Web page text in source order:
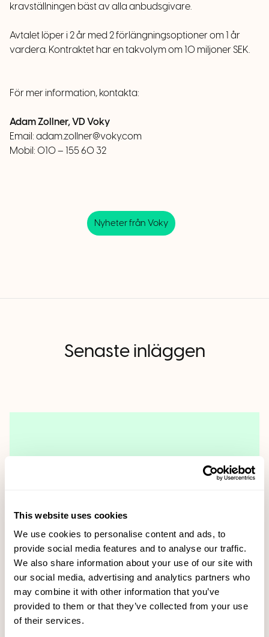
This website uses cookies
We use cookies to personalise content and ads, to
provide social media features and to analyse our traffic.
We also share information about your use of our site with
our social media, advertising and analytics partners who
may combine it with other information that you’ve
provided to them or that they’ve collected from your use
of their services.
kravställningen bäst av alla anbudsgivare.
Avtalet löper i 2 år med 2 förlängningsoptioner om 1 år
vardera. Kontraktet har en takvolym om 10 miljoner SEK.
För mer information, kontakta:
Adam Zollner, VD Voky
Email: adam.zollner@voky.com
Mobil: 010 – 155 60 32
Nyheter från Voky
Senaste inläggen
Voky tecknar ramavtal med Skellefteå kommun